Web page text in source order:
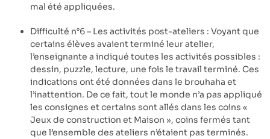
mal été appliquées.
Difficulté n°6 – Les activités post-ateliers : Voyant que
certains élèves avaient terminé leur atelier,
l’enseignante a indiqué toutes les activités possibles :
dessin, puzzle, lecture, une fois le travail terminé. Ces
indications ont été données dans le brouhaha et
l’inattention. De ce fait, tout le monde n’a pas appliqué
les consignes et certains sont allés dans les coins «
Jeux de construction et Maison », coins fermés tant
que l’ensemble des ateliers n’étaient pas terminés.